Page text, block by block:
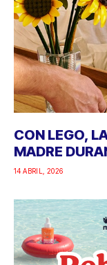
CON LEGO,
MADRE
14 ABRIL, 2026